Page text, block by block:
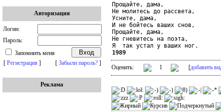
Авторизация
Логин:
Пароль:
Запомнить меня
[ Регистрация ] [ Забыли пароль? ]
Реклама
Прощайте, дама,
Не молитесь до рассвета,
Усните, дама,
И не бойтесь ваших снов,
Прощайте, дама,
Не гневитесь на поэта,
1989
Оценить: 1 [добавить